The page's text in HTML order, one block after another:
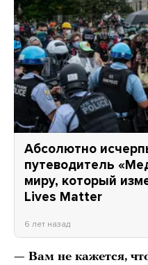
Абсолютно
путеводитель
миру, который
Lives Matter
6 лет назад
— Вам не кажется,